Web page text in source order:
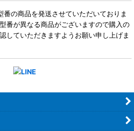
の商品を発送させていただいておりま
番が異なる商品がございますので購入の
していただきますようお願い申し上げま